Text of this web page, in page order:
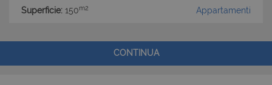
Superficie: 150m2 Appartamenti
CONTINUA